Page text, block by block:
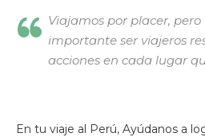
Viajamos por placer,
importante ser viajeros
acciones en cada lugar
En tu viaje al Perú, Ayúdanos a